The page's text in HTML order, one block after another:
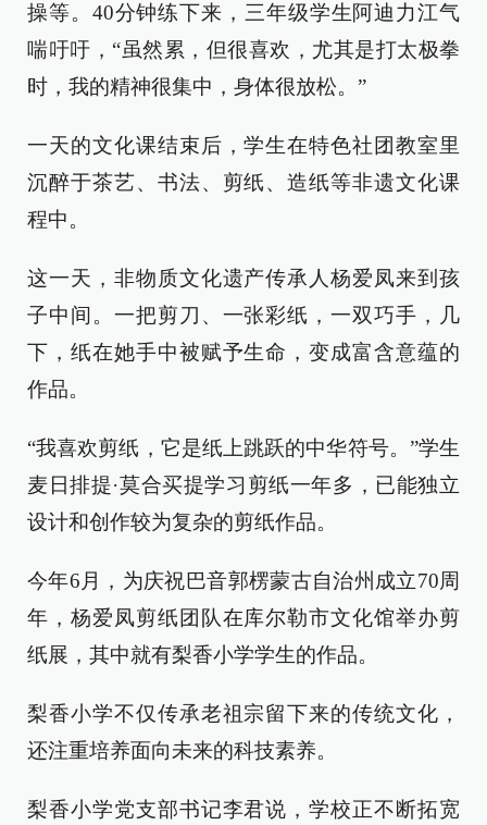
操等。40分钟练下来，三年级学生阿迪力江气
喘吁吁，“虽然累，但很喜欢，尤其是打太极拳
时，我的精神很集中，身体很放松。”
一天的文化课结束后，学生在特色社团教室里
沉醉于茶艺、书法、剪纸、造纸等非遗文化课
程中。
这一天，非物质文化遗产传承人杨爱凤来到孩
子中间。一把剪刀、一张彩纸，一双巧手，几
下，纸在她手中被赋予生命，变成富含意蕴的
作品。
“我喜欢剪纸，它是纸上跳跃的中华符号。”学生
麦日排提·莫合买提学习剪纸一年多，已能独立
设计和创作较为复杂的剪纸作品。
今年6月，为庆祝巴音郭楞蒙古自治州成立70周
年，杨爱凤剪纸团队在库尔勒市文化馆举办剪
纸展，其中就有梨香小学学生的作品。
梨香小学不仅传承老祖宗留下来的传统文化，
还注重培养面向未来的科技素养。
梨香小学党支部书记李君说，学校正不断拓宽